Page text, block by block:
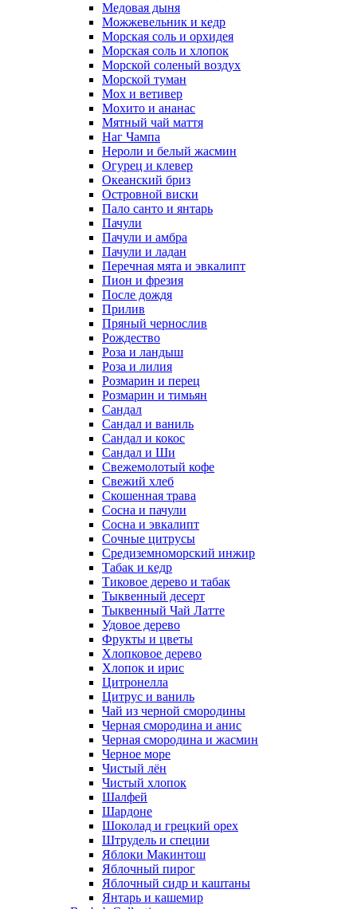
Медовая дыня
Можжевельник и кедр
Морская соль и орхидея
Морская соль и хлопок
Морской соленый воздух
Морской туман
Мох и ветивер
Мохито и ананас
Мятный чай маття
Наг Чампа
Нероли и белый жасмин
Огурец и клевер
Океанский бриз
Островной виски
Пало санто и янтарь
Пачули
Пачули и амбра
Пачули и ладан
Перечная мята и эвкалипт
Пион и фрезия
После дождя
Прилив
Пряный чернослив
Рождество
Роза и ландыш
Роза и лилия
Розмарин и перец
Розмарин и тимьян
Сандал
Сандал и ваниль
Сандал и кокос
Сандал и Ши
Свежемолотый кофе
Свежий хлеб
Скошенная трава
Сосна и пачули
Сосна и эвкалипт
Сочные цитрусы
Средиземноморский инжир
Табак и кедр
Тиковое дерево и табак
Тыквенный десерт
Тыквенный Чай Латте
Удовое дерево
Фрукты и цветы
Хлопковое дерево
Хлопок и ирис
Цитронелла
Цитрус и ваниль
Чай из черной смородины
Черная смородина и анис
Черная смородина и жасмин
Черное море
Чистый лён
Чистый хлопок
Шалфей
Шардоне
Шоколад и грецкий орех
Штрудель и специи
Яблоки Макинтош
Яблочный пирог
Яблочный сидр и каштаны
Янтарь и кашемир